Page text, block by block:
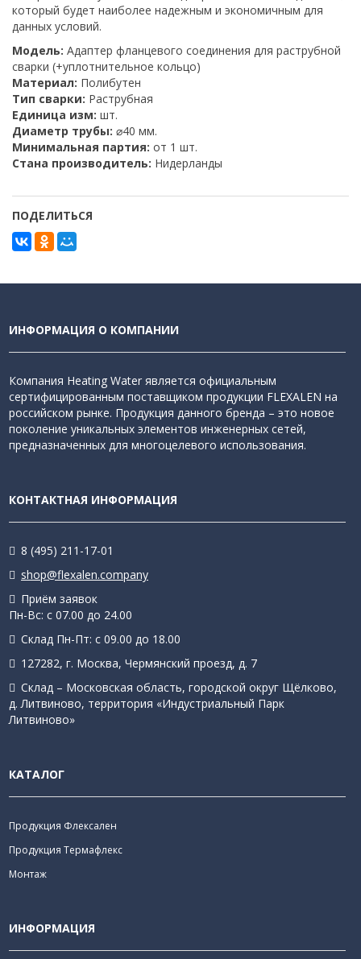
который будет наиболее надежным и экономичным для
данных условий.
Модель: Адаптер фланцевого соединения для раструбной
сварки (+уплотнительное кольцо)
Материал: Полибутен
Тип сварки: Раструбная
Единица изм: шт.
Диаметр трубы: ⌀40 мм.
Минимальная партия: от 1 шт.
Стана производитель: Нидерланды
ПОДЕЛИТЬСЯ
ИНФОРМАЦИЯ О КОМПАНИИ
Компания Heating Water является официальным
сертифицированным поставщиком продукции FLEXALEN на
российском рынке. Продукция данного бренда – это новое
поколение уникальных элементов инженерных сетей,
предназначенных для многоцелевого использования.
КОНТАКТНАЯ ИНФОРМАЦИЯ
8 (495) 211-17-01
shop@flexalen.company
Приём заявок
Пн-Вс: с 07.00 до 24.00
Склад Пн-Пт: с 09.00 до 18.00
127282, г. Москва, Чермянский проезд, д. 7
Склад – Московская область, городской округ Щёлково,
д. Литвиново, территория «Индустриальный Парк
Литвиново»
КАТАЛОГ
Продукция Флексален
Продукция Термафлекс
Монтаж
ИНФОРМАЦИЯ